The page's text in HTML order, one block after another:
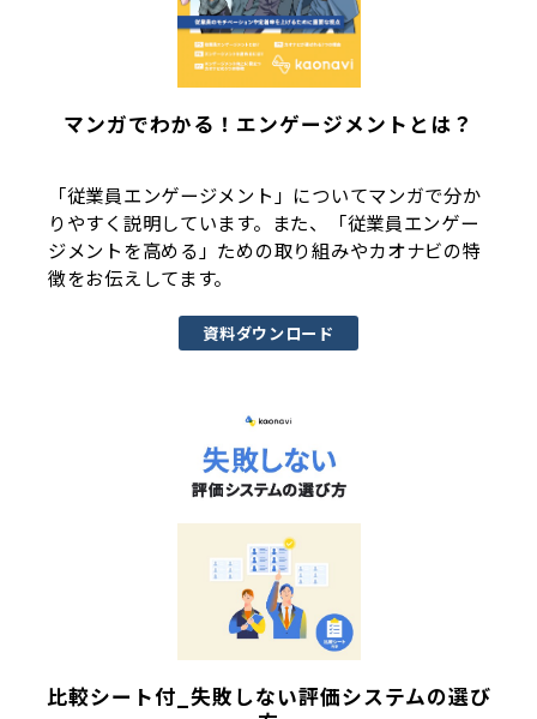
マンガでわかる！エンゲージメントとは？
「従業員エンゲージメント」についてマンガで分か
りやすく説明しています。また、「従業員エンゲー
ジメントを高める」ための取り組みやカオナビの特
徴をお伝えしてます。
資料ダウンロード
比較シート付_失敗しない評価システムの選び